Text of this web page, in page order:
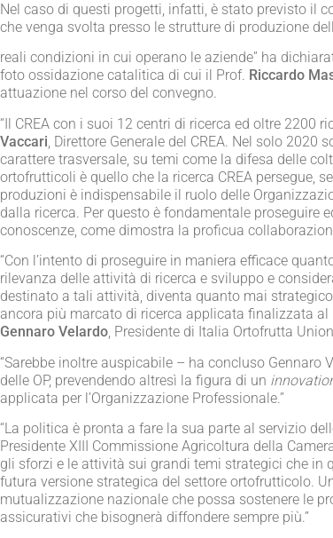
Nel caso di questi progetti, infatti, è stato previsto il
che venga svolta presso le strutture di produzione
reali condizioni in cui operano le aziende” ha
foto ossidazione catalitica di cui il Prof. Riccardo
attuazione nel corso del convegno.
“Il CREA con i suoi 12 centri di ricerca ed oltre 2200
Vaccari, Direttore Generale del CREA. Nel solo
carattere trasversale, su temi come la difesa delle
ortofrutticoli è quello che la ricerca CREA persegue,
produzioni è indispensabile il ruolo delle
dalla ricerca. Per questo è fondamentale
conoscenze, come dimostra la proficua
“Con l’intento di proseguire in maniera efficace
rilevanza delle attività di ricerca e sviluppo e
destinato a tali attività, diventa quanto mai
ancora più marcato di ricerca applicata finalizzata
Gennaro Velardo, Presidente di Italia Ortofrutta
“Sarebbe inoltre auspicabile – ha concluso
delle OP, prevendendo altresì la figura di un
applicata per l’Organizzazione Professionale.”
“La politica è pronta a fare la sua parte al servizio
Presidente XIII Commissione Agricoltura della
gli sforzi e le attività sui grandi temi strategici che in
futura versione strategica del settore ortofrutticolo.
mutualizzazione nazionale che possa sostenere le
assicurativi che bisognerà diffondere sempre più.”